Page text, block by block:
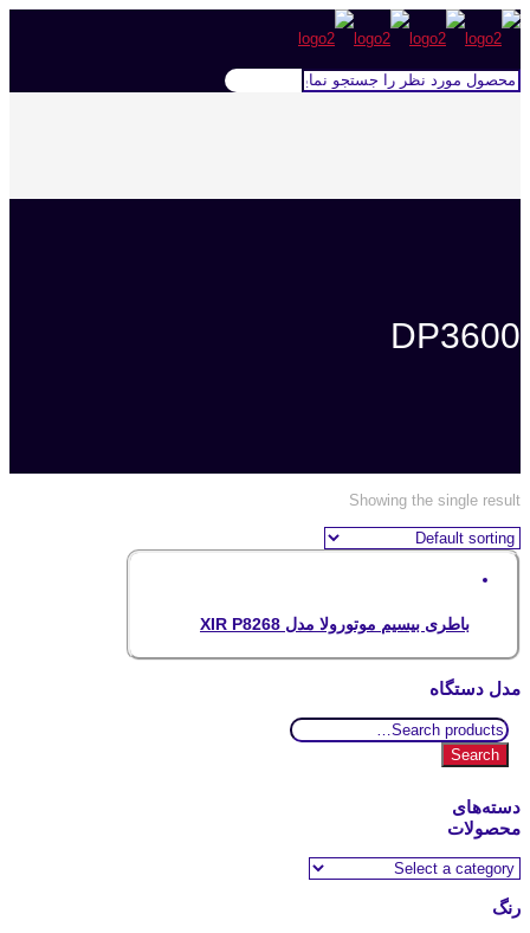
DP3600
Showing the single result
باطری بیسیم موتورولا مدل XIR P8268
مدل دستگاه
Search
for:
Search
دسته‌های
محصولات
رنگ